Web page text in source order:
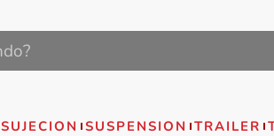
SUJECION SUSPENSION TRAILER